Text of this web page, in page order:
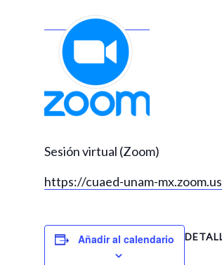
Sesión virtual (Zoom)
https://cuaed-unam-
Añadir al calendario